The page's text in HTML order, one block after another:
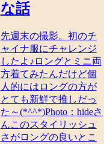
な話
先週末の撮影。初のチ
ャイナ服にチャレンジ
したよ♪ロングとミニ両
方着てみたんだけど個
人的にはロングの方が
とても新鮮で推しだっ
た～(*^^*)Photo：hideさ
んこのスタイリッシュ
さがロングの良いとこ